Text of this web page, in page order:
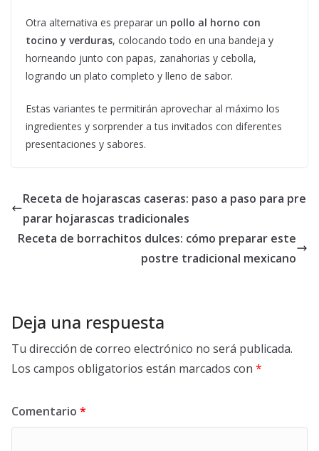
Otra alternativa es preparar un pollo al horno con
tocino y verduras, colocando todo en una bandeja y
horneando junto con papas, zanahorias y cebolla,
logrando un plato completo y lleno de sabor.
Estas variantes te permitirán aprovechar al máximo los
ingredientes y sorprender a tus invitados con diferentes
presentaciones y sabores.
Receta de hojarascas caseras: paso a paso para pre
parar hojarascas tradicionales
Receta de borrachitos dulces: cómo preparar este
postre tradicional mexicano
Deja una respuesta
Tu dirección de correo electrónico no será publicada.
Los campos obligatorios están marcados con *
Comentario *